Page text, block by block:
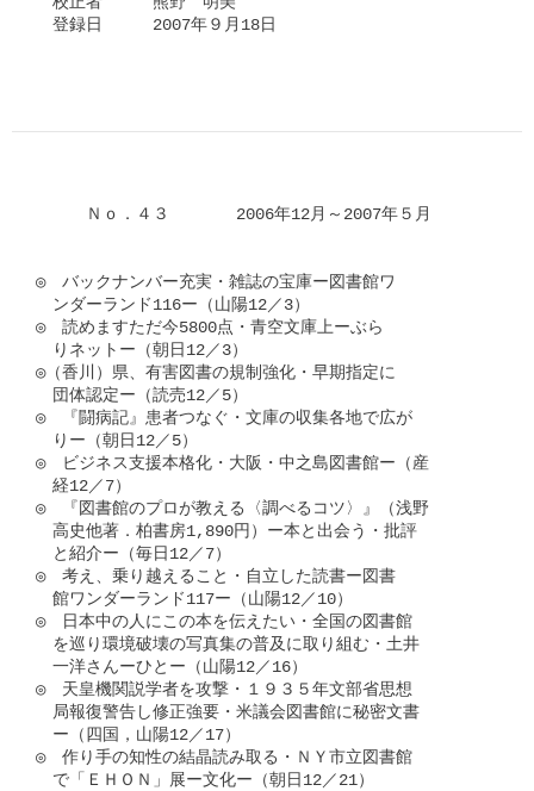
登録日　　　2007年９月18日
Ｎｏ．４３　　　　2006年12月～2007年５月
◎　バックナンバー充実・雑誌の宝庫ー図書館ワ
ンダーランド116ー（山陽12／3）
◎　読めますただ今5800点・青空文庫上ーぶら
りネットー（朝日12／3）
◎（香川）県、有害図書の規制強化・早期指定に
団体認定ー（読売12／5）
◎　『闘病記』患者つなぐ・文庫の収集各地で広が
りー（朝日12／5）
◎　ビジネス支援本格化・大阪・中之島図書館ー（産
経12／7）
◎　『図書館のプロが教える〈調べるコツ〉』（浅野
高史他著．柏書房1,890円）ー本と出会う・批評
と紹介ー（毎日12／7）
◎　考え、乗り越えること・自立した読書ー図書
館ワンダーランド117ー（山陽12／10）
◎　日本中の人にこの本を伝えたい・全国の図書館
を巡り環境破壊の写真集の普及に取り組む・土井
一洋さんーひとー（山陽12／16）
◎　天皇機関説学者を攻撃・１９３５年文部省思想
局報復警告し修正強要・米議会図書館に秘密文書
ー（四国，山陽12／17）
◎　作り手の知性の結晶読み取る・ＮＹ市立図書館
で「ＥＨＯＮ」展ー文化ー（朝日12／21）